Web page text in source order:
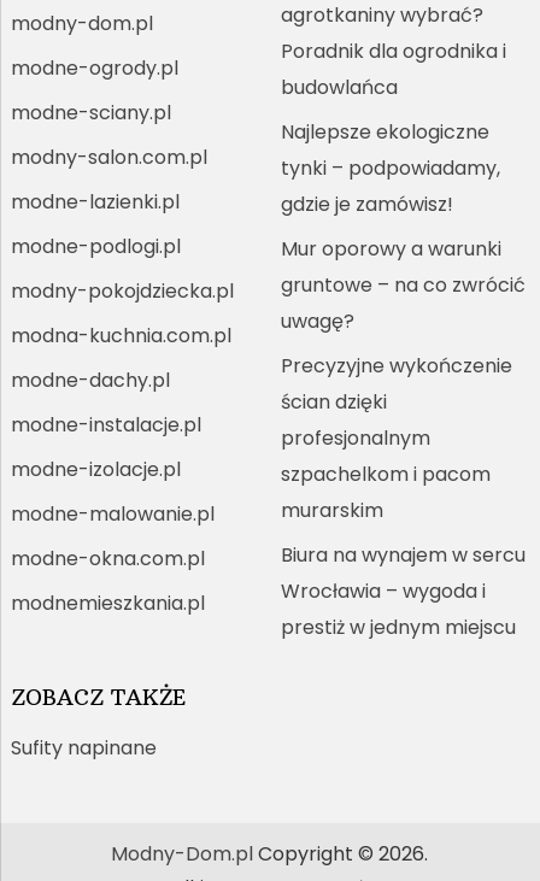
modny-dom.pl
modne-ogrody.pl
modne-sciany.pl
modny-salon.com.pl
modne-lazienki.pl
modne-podlogi.pl
modny-pokojdziecka.pl
modna-kuchnia.com.pl
modne-dachy.pl
modne-instalacje.pl
modne-izolacje.pl
modne-malowanie.pl
modne-okna.com.pl
modnemieszkania.pl
agrotkaniny wybrać?
Poradnik dla ogrodnika i
budowlańca
Najlepsze ekologiczne
tynki – podpowiadamy,
gdzie je zamówisz!
Mur oporowy a warunki
gruntowe – na co zwrócić
uwagę?
Precyzyjne wykończenie
ścian dzięki
profesjonalnym
szpachelkom i pacom
murarskim
Biura na wynajem w sercu
Wrocławia – wygoda i
prestiż w jednym miejscu
ZOBACZ TAKŻE
Sufity napinane
Modny-Dom.plCopyright © 2026.